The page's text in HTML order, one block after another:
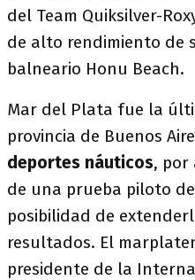
del Team Quiksilver-
de alto rendimiento de
balneario Honu Beach.
Mar del Plata fue la
provincia de Buenos
deportes náuticos, por
de una prueba piloto
posibilidad de
resultados. El
presidente de la